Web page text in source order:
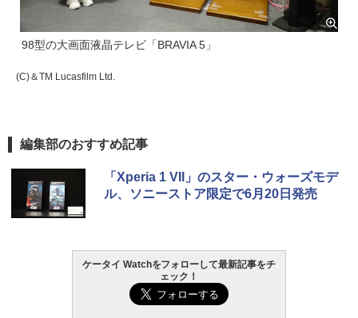
98型の大画面液晶テレビ「BRAVIA 5」
(C)＆TM Lucasfilm Ltd.
編集部のおすすめ記事
「Xperia 1 VII」のスター・ウォーズモデ
ル、ソニーストア限定で6月20日発売
ケータイ Watchをフォローして最新記事をチ
ェック！